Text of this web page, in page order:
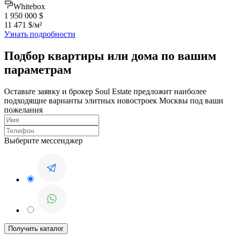
Whitebox
1 950 000 $
11 471 $/м²
Узнать подробности
Подбор квартиры или дома по вашим
параметрам
Оставьте заявку и брокер Soul Estate предложит наиболее
подходящие варианты элитных новостроек Москвы под ваши
пожелания
Выберите мессенджер